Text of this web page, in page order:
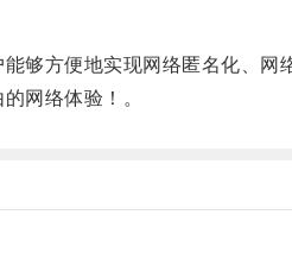
方便地实现网络匿名化、网
网络体验！。